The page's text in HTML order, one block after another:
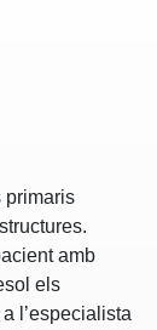
primaris
amb
els
l’especialista